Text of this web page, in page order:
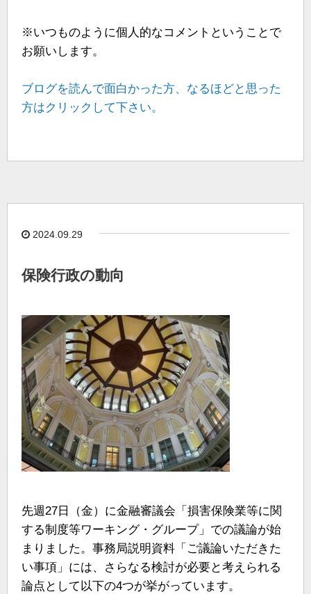
※いつものように個人的なコメントということで
お願いします。
ブログを読んで面白かった方、なるほどと思った
方はクリックして下さい。
2024.09.29
保険行政の動向
先週27日（金）に金融審議会「損害保険業等に関
する制度等ワーキング・グループ」での議論が始
まりました。事務局説明資料「ご議論いただきた
い事項」には、さらなる検討が必要と考えられる
論点として以下の4つが挙がっています。